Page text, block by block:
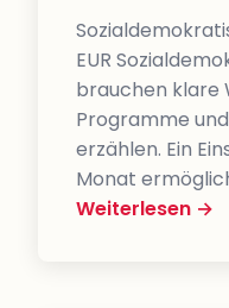
EUR
brauchen klare
Programme
erzählen. Ein
Monat
Weiterlesen →